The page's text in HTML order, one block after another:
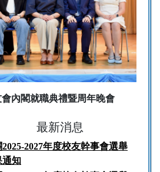
會內閣就職典禮暨周年晚會
最新消息
2027年度校友幹事會選舉
通知